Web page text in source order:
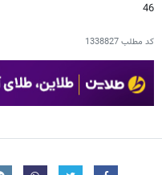
46
کد مطلب1338827